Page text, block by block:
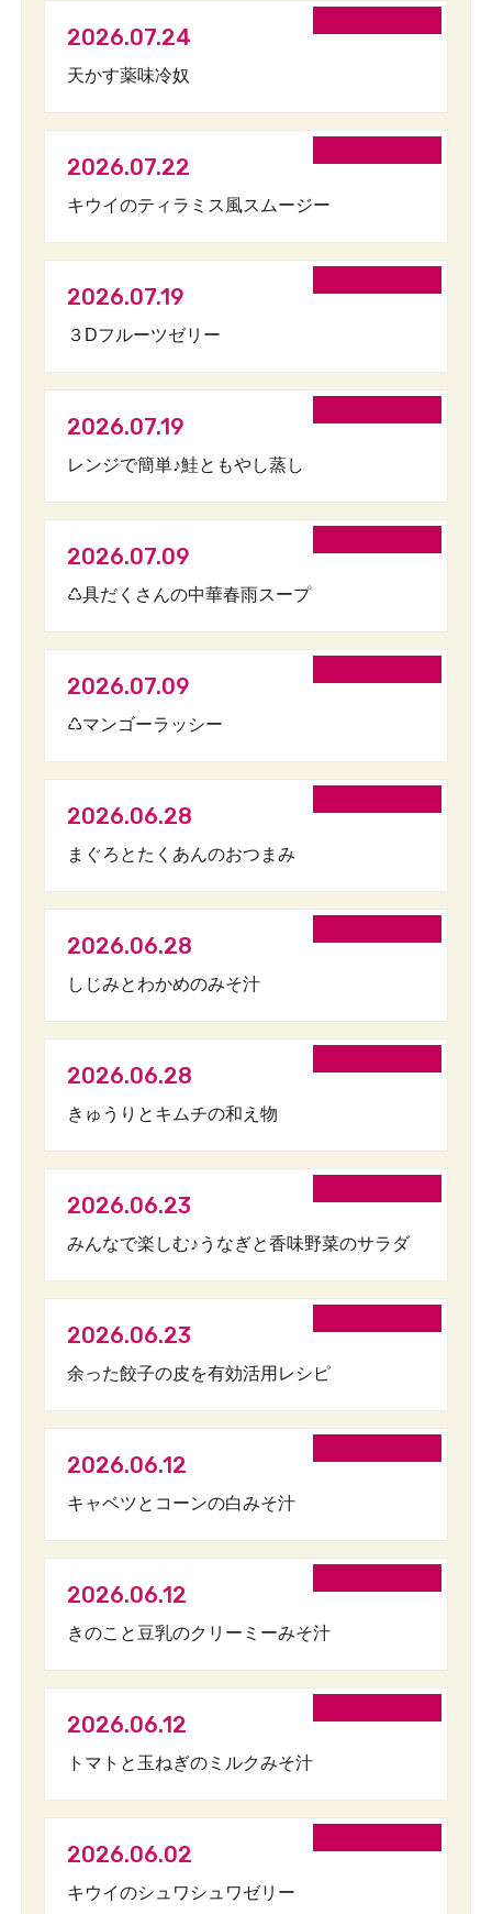
2026.07.24
天かす薬味冷奴
2026.07.22
キウイのティラミス風スムージー
2026.07.19
３Dフルーツゼリー
2026.07.19
レンジで簡単♪鮭ともやし蒸し
2026.07.09
♺具だくさんの中華春雨スープ
2026.07.09
♺マンゴーラッシー
2026.06.28
まぐろとたくあんのおつまみ
2026.06.28
しじみとわかめのみそ汁
2026.06.28
きゅうりとキムチの和え物
2026.06.23
みんなで楽しむ♪うなぎと香味野菜のサラダ
2026.06.23
余った餃子の皮を有効活用レシピ
2026.06.12
キャベツとコーンの白みそ汁
2026.06.12
きのこと豆乳のクリーミーみそ汁
2026.06.12
トマトと玉ねぎのミルクみそ汁
2026.06.02
キウイのシュワシュワゼリー